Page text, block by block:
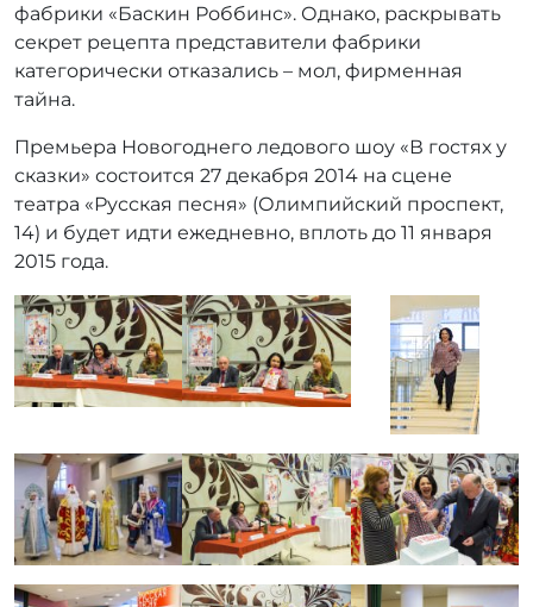
фабрики «Баскин Роббинс». Однако, раскрывать
секрет рецепта представители фабрики
категорически отказались – мол, фирменная
тайна.
Премьера Новогоднего ледового шоу «В гостях у
сказки» состоится 27 декабря 2014 на сцене
театра «Русская песня» (Олимпийский проспект,
14) и будет идти ежедневно, вплоть до 11 января
2015 года.